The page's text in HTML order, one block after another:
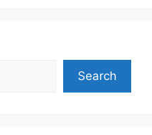
Search